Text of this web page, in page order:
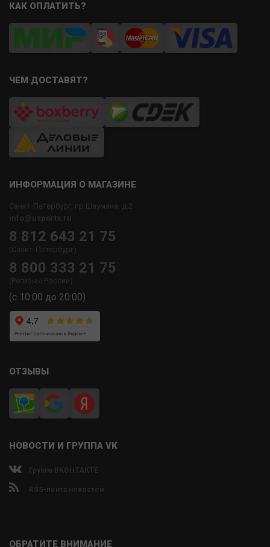
КАК ОПЛАТИТЬ?
ЧЕМ ДОСТАВЯТ?
ИНФОРМАЦИЯ О МАГАЗИНЕ
Санкт-Петербург, пр.Шаумяна, д.2
info@usports.ru
8 812 643 21 75
(Санкт-Петербург)
8 800 333 21 75
(Регионы России)
(с 10:00 до 20:00)
ОТЗЫВЫ
НОВОСТИ И ГРУППА VK
Группа ВКОНТАКТЕ
RSS-лента новостей
ОБРАТИТЕ ВНИМАНИЕ